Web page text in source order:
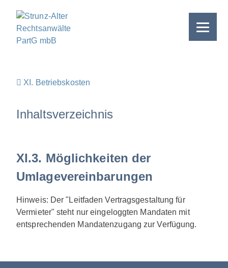
XI. Betriebskosten
Inhaltsverzeichnis
XI.3. Möglichkeiten der
Umlagevereinbarungen
Hinweis: Der "Leitfaden Vertragsgestaltung für
Vermieter" steht nur eingeloggten Mandaten mit
entsprechenden Mandatenzugang zur Verfügung.